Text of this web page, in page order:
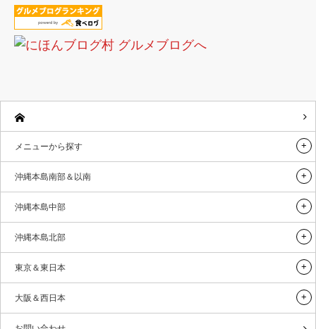
メニューから探す
沖縄本島南部＆以南
沖縄本島中部
沖縄本島北部
東京＆東日本
大阪＆西日本